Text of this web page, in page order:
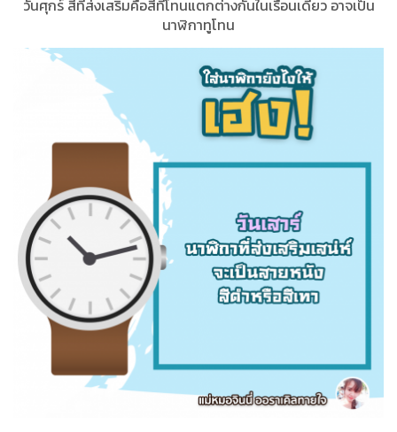
วันศุกร์ สีที่ส่งเสริมคือสีที่โทนแตกต่างกันในเรือนเดียว อาจเป็น
นาฬิกาทูโทน